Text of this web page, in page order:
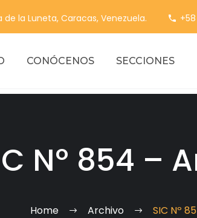
de la Luneta, Caracas, Venezuela.
CONÓCENOS SECCIONES
Nº 854 –
Home Archivo SIC Nº